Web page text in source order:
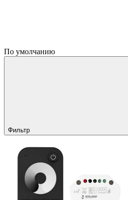
По умолчанию
Фильтр